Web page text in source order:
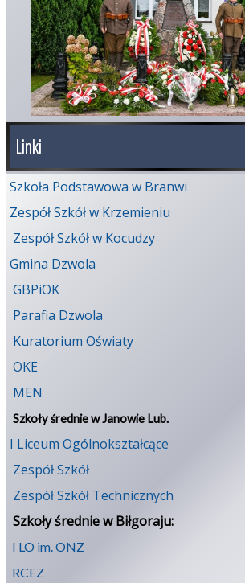
Linki
Szkoła Podstawowa w Branwi
Zespół Szkół w Krzemieniu
Zespół Szkół w Kocudzy
Gmina Dzwola
GBPiOK
Parafia Dzwola
Kuratorium Oświaty
OKE
MEN
Szkoły średnie w Janowie Lub.
I Liceum Ogólnokształcące
Zespół Szkół
Zespół Szkół Technicznych
Szkoły średnie w Biłgoraju:
I LO im. ONZ
RCEZ